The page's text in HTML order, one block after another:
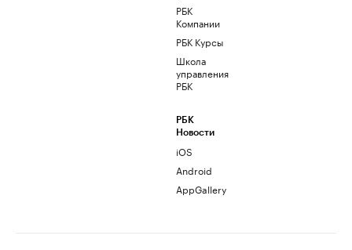
РБК
Компании
РБК Курсы
Школа
управления
РБК
РБК
Новости
iOS
Android
AppGallery